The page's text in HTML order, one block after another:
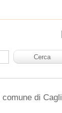
di Cagli